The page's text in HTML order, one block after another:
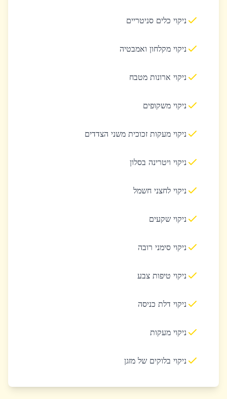
ניקוי כלים סניטריים
ניקוי מקלחון ואמבטיה
ניקוי ארונות מטבח
ניקוי משקופים
ניקוי מעקות זכוכית משני הצדדים
ניקוי ויטרינה בסלון
ניקוי לחצני חשמל
ניקוי שקעים
ניקוי סימני רובה
ניקוי טיפות צבע
ניקוי דלת כניסה
ניקוי מעקות
ניקוי בלוקים של מזגן